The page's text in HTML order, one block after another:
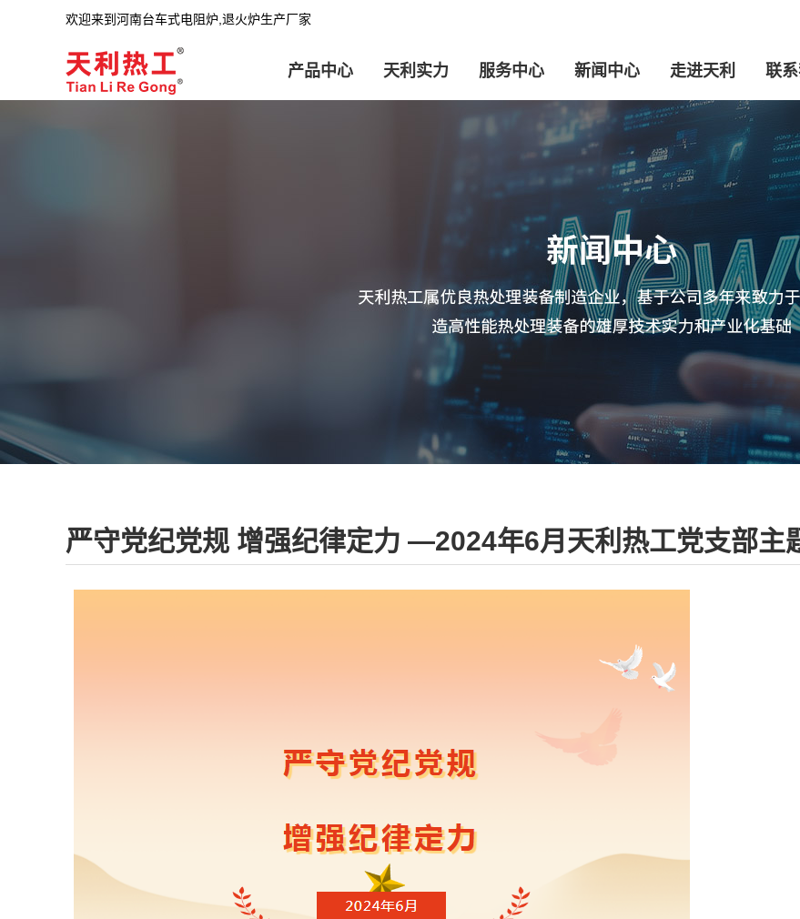
欢迎来到河南台车式电阻炉,退火炉生产厂家
产品中心 天利实力 服务中心 新闻中心 走进天利 联系
严守党纪党规 增强纪律定力 —2024年6月天利热工党支部主